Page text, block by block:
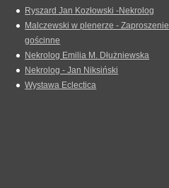
Ryszard Jan Kozłowski -Nekrolog
Malczewski w plenerze - Zaproszenie
gościnne
Nekrolog Emilia M. Dłużniewska
Nekrolog - Jan Niksiński
Wystawa Eclectica